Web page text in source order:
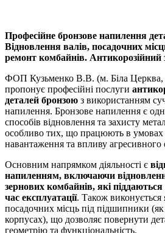
Професійне бронзове напилення
Відновлення валів, посадочних
ремонт комбайнів. Антикорозійний
ФОП Кузьменко В.В. (м. Біла Церква,
пропонує професійні послуги
деталей бронзою з використанням
напилення. Бронзове напилення є
способів відновлення та захисту
особливо тих, що працюють в умовах
навантаження та впливу агресивного
Основним напрямком діяльності є
напиленням, включаючи
зернових комбайнів, які піддаються
час експлуатації. Також виконується
посадочних місць під підшипники (як
корпусах), що дозволяє повернути
геометрію та функціональність.